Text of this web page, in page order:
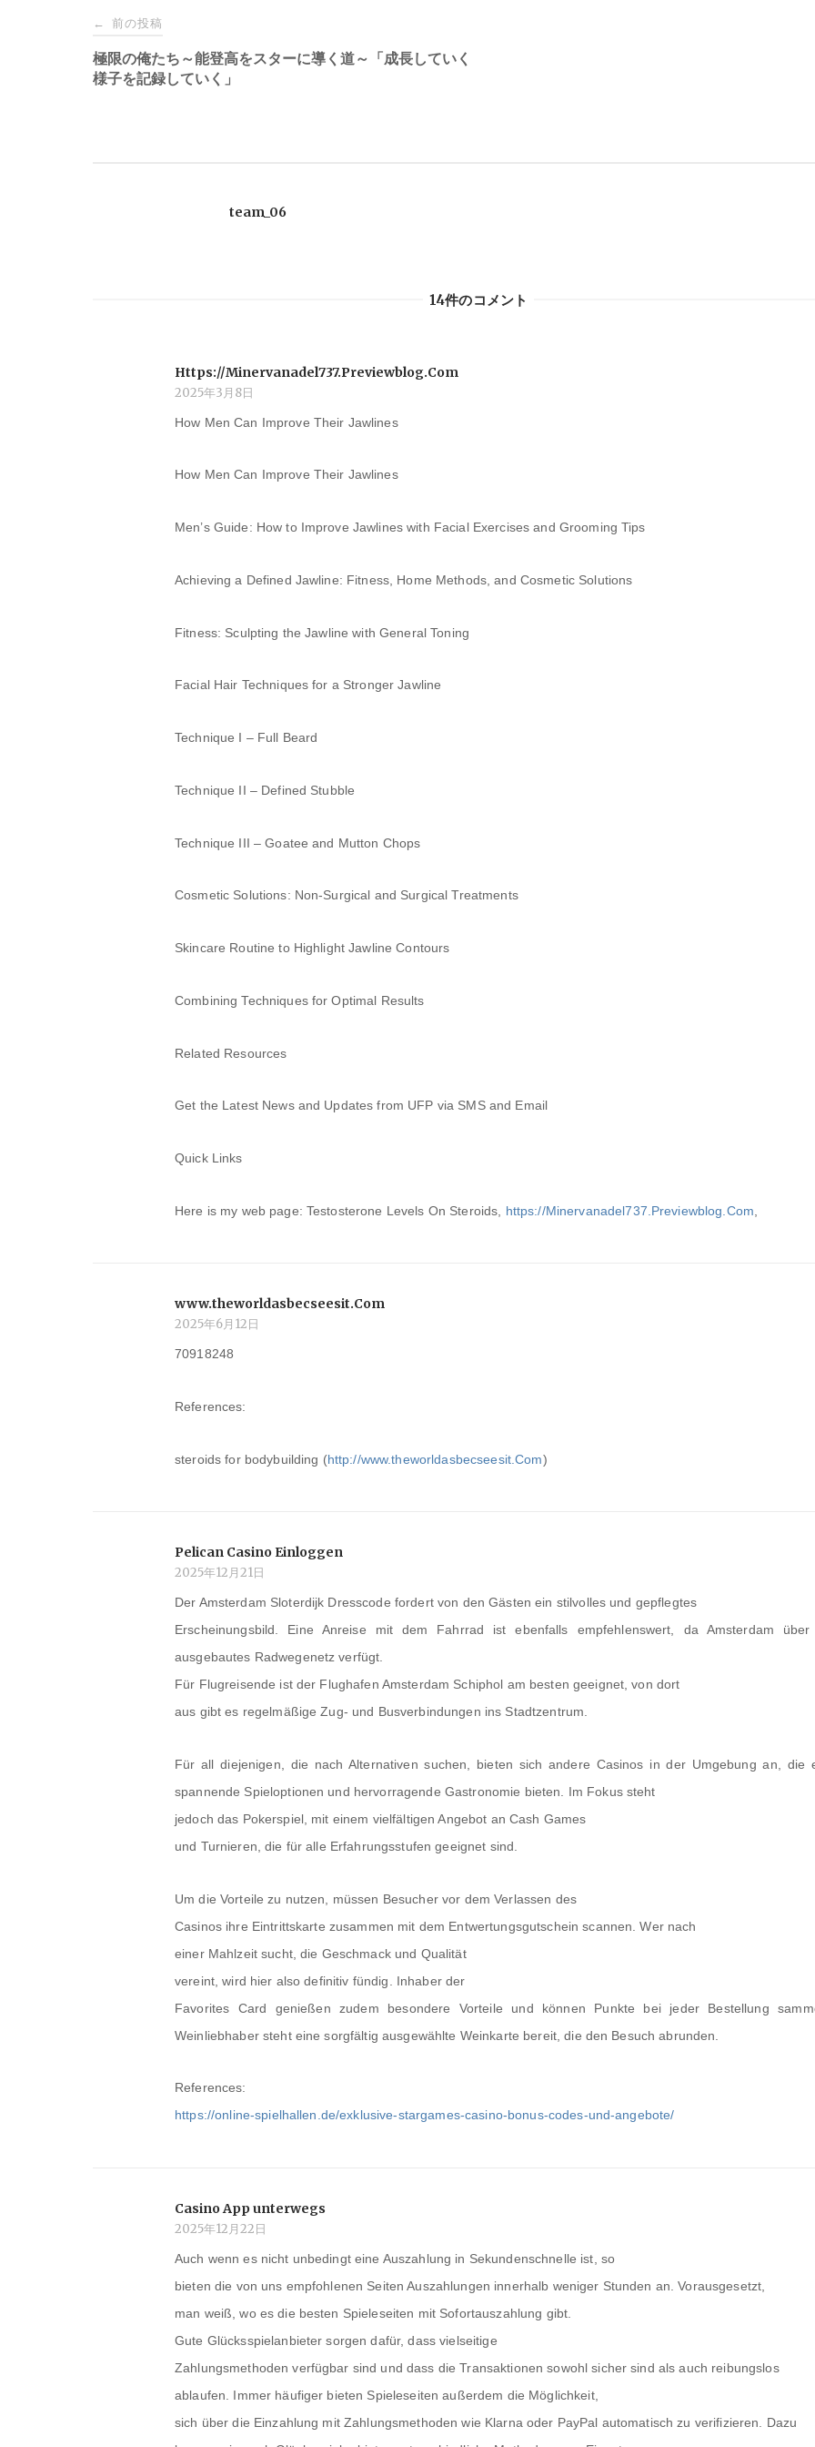
投
稿
← 前の投稿
極限の俺たち～能登高をスターに導く道～「成長していく
様子を記録していく」
team_06
14件のコメント
Https://Minervanadel737.Previewblog.Com
2025年3月8日
How Men Can Improve Their Jawlines
How Men Can Improve Their Jawlines
Men’s Guide: How to Improve Jawlines with Facial Exercises and Grooming Tips
Achieving a Defined Jawline: Fitness, Home Methods, and Cosmetic Solutions
Fitness: Sculpting the Jawline with General Toning
Facial Hair Techniques for a Stronger Jawline
Technique I – Full Beard
Technique II – Defined Stubble
Technique III – Goatee and Mutton Chops
Cosmetic Solutions: Non-Surgical and Surgical Treatments
Skincare Routine to Highlight Jawline Contours
Combining Techniques for Optimal Results
Related Resources
Get the Latest News and Updates from UFP via SMS and Email
Quick Links
Here is my web page: Testosterone Levels On Steroids, https://Minervanadel737.Previewblog.Com
www.theworldasbecseesit.Com
2025年6月12日
70918248
References:
steroids for bodybuilding (http://www.theworldasbecseesit.Com)
Pelican Casino Einloggen
2025年12月21日
Der Amsterdam Sloterdijk Dresscode fordert von den Gästen ein stilvolles und gepflegtes
Erscheinungsbild. Eine Anreise mit dem Fahrrad ist ebenfalls empfehlenswert, da Amsterdam
ausgebautes Radwegenetz verfügt.
Für Flugreisende ist der Flughafen Amsterdam Schiphol am besten geeignet, von dort
aus gibt es regelmäßige Zug- und Busverbindungen ins Stadtzentrum.
Für all diejenigen, die nach Alternativen suchen, bieten sich andere Casinos in der Umgebung an, die
spannende Spieloptionen und hervorragende Gastronomie bieten. Im Fokus steht
jedoch das Pokerspiel, mit einem vielfältigen Angebot an Cash Games
und Turnieren, die für alle Erfahrungsstufen geeignet sind.
Um die Vorteile zu nutzen, müssen Besucher vor dem Verlassen des
Casinos ihre Eintrittskarte zusammen mit dem Entwertungsgutschein scannen. Wer nach
einer Mahlzeit sucht, die Geschmack und Qualität
vereint, wird hier also definitiv fündig. Inhaber der
Favorites Card genießen zudem besondere Vorteile und können Punkte bei jeder Bestellung
Weinliebhaber steht eine sorgfältig ausgewählte Weinkarte bereit, die den Besuch abrunden.
References:
https://online-spielhallen.de/exklusive-stargames-casino-bonus-codes-und-angebote/
Casino App unterwegs
2025年12月22日
Auch wenn es nicht unbedingt eine Auszahlung in Sekundenschnelle ist, so
bieten die von uns empfohlenen Seiten Auszahlungen innerhalb weniger Stunden an. Vorausgesetzt,
man weiß, wo es die besten Spieleseiten mit Sofortauszahlung gibt.
Gute Glücksspielanbieter sorgen dafür, dass vielseitige
Zahlungsmethoden verfügbar sind und dass die Transaktionen sowohl sicher sind als auch reibungslos
ablaufen. Immer häufiger bieten Spieleseiten außerdem die Möglichkeit,
sich über die Einzahlung mit Zahlungsmethoden wie Klarna oder PayPal automatisch zu verifizieren. Dazu